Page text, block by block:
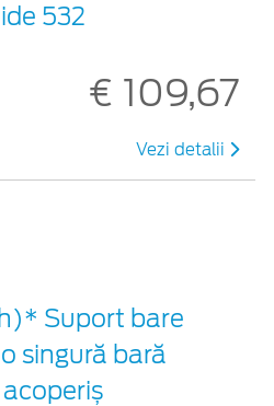
532
€ 109,67
Vezi detalii
Suport bare
singură bară